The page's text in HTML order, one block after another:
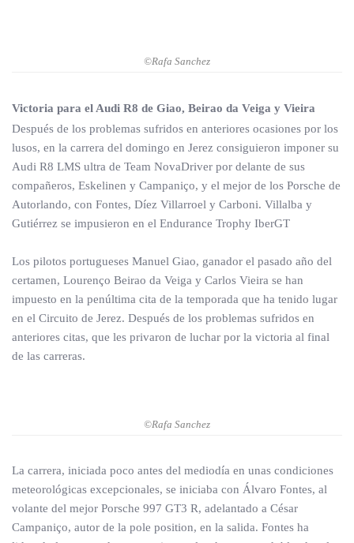
©Rafa Sanchez
Victoria para el Audi R8 de Giao, Beirao da Veiga y Vieira
Después de los problemas sufridos en anteriores ocasiones por los
lusos, en la carrera del domingo en Jerez consiguieron imponer su
Audi R8 LMS ultra de Team NovaDriver por delante de sus
compañeros, Eskelinen y Campaniço, y el mejor de los Porsche de
Autorlando, con Fontes, Díez Villarroel y Carboni. Villalba y
Gutiérrez se impusieron en el Endurance Trophy IberGT
Los pilotos portugueses Manuel Giao, ganador el pasado año del
certamen, Lourenço Beirao da Veiga y Carlos Vieira se han
impuesto en la penúltima cita de la temporada que ha tenido lugar
en el Circuito de Jerez. Después de los problemas sufridos en
anteriores citas, que les privaron de luchar por la victoria al final
de las carreras.
©Rafa Sanchez
La carrera, iniciada poco antes del mediodía en unas condiciones
meteorológicas excepcionales, se iniciaba con Álvaro Fontes, al
volante del mejor Porsche 997 GT3 R, adelantado a César
Campaniço, autor de la pole position, en la salida. Fontes ha